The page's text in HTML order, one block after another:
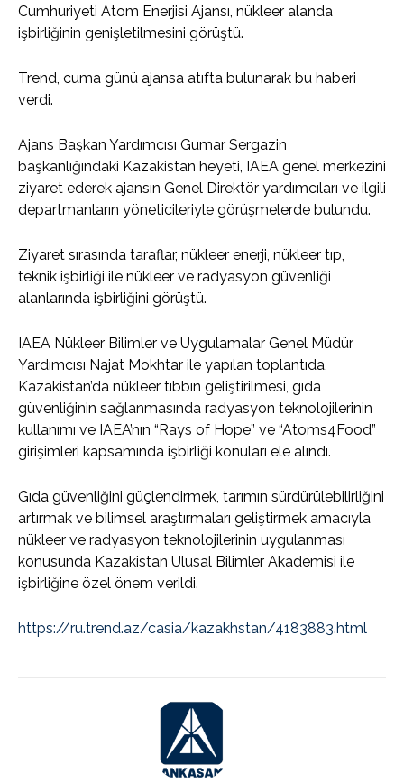
Cumhuriyeti Atom Enerjisi Ajansı, nükleer alanda
işbirliğinin genişletilmesini görüştü.
Trend, cuma günü ajansa atıfta bulunarak bu haberi
verdi.
Ajans Başkan Yardımcısı Gumar Sergazin
başkanlığındaki Kazakistan heyeti, IAEA genel merkezini
ziyaret ederek ajansın Genel Direktör yardımcıları ve ilgili
departmanların yöneticileriyle görüşmelerde bulundu.
Ziyaret sırasında taraflar, nükleer enerji, nükleer tıp,
teknik işbirliği ile nükleer ve radyasyon güvenliği
alanlarında işbirliğini görüştü.
IAEA Nükleer Bilimler ve Uygulamalar Genel Müdür
Yardımcısı Najat Mokhtar ile yapılan toplantıda,
Kazakistan’da nükleer tıbbın geliştirilmesi, gıda
güvenliğinin sağlanmasında radyasyon teknolojilerinin
kullanımı ve IAEA’nın “Rays of Hope” ve “Atoms4Food”
girişimleri kapsamında işbirliği konuları ele alındı.
Gıda güvenliğini güçlendirmek, tarımın sürdürülebilirliğini
artırmak ve bilimsel araştırmaları geliştirmek amacıyla
nükleer ve radyasyon teknolojilerinin uygulanması
konusunda Kazakistan Ulusal Bilimler Akademisi ile
işbirliğine özel önem verildi.
https://ru.trend.az/casia/kazakhstan/4183883.html